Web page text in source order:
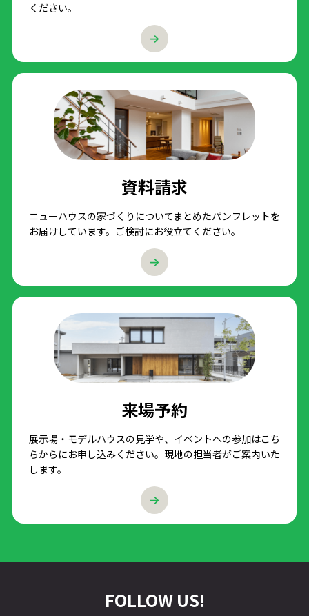
ください。
資料請求
ニューハウスの家づくりについてまとめたパンフレットを
お届けしています。ご検討にお役立てください。
来場予約
展示場・モデルハウスの見学や、イベントへの参加はこち
らからにお申し込みください。現地の担当者がご案内いた
します。
FOLLOW US!